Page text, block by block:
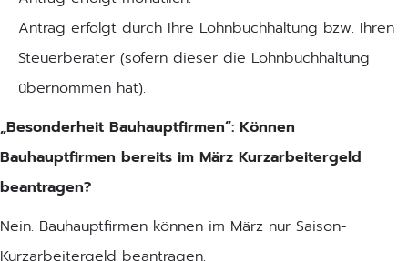
Antrag erfolgt durch Ihre Lohnbuchhaltung bzw. Ihren
Steuerberater (sofern dieser die Lohnbuchhaltung
übernommen hat).
„Besonderheit Bauhauptfirmen“: Können
Bauhauptfirmen bereits im März Kurzarbeitergeld
beantragen?
Nein. Bauhauptfirmen können im März nur Saison-